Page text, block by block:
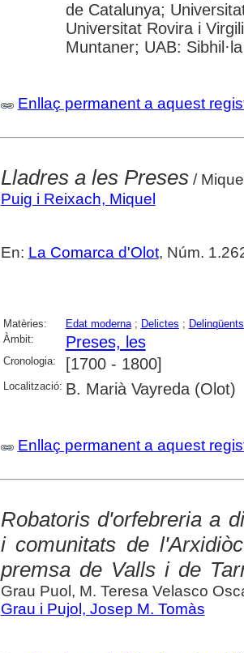
de Catalunya;
Universitat Rovira i
Muntaner; UAB: Sibhil·la
Enllaç permanent a aquest
Lladres a les Preses/
Puig i Reixach, Miquel
En: La Comarca d'Olot, Núm.
Matèries: Edat moderna; Delictes ; Delinqüents
Àmbit:
Preses, les
Cronologia: [1700 - 1800]
Localització: B. Marià Vayreda (Olot)
Enllaç permanent a aquest
Robatoris d'orfebreria a
i comunitats de
premsa de Valls i de
Grau Puol, M. Teresa Velasco
Grau i Pujol, Josep M. Tomàs